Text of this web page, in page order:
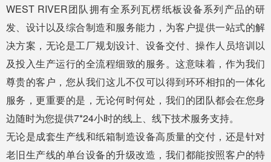
WEST RIVER团队拥有全系列瓦楞纸板设备系列产品的研
发、设计以及综合制造和服务能力，为客户提供一站式的解
决方案，无论是工厂规划设计、设备交付、操作人员培训以
及投入生产运行的全流程细致的服务。这意味着，作为我们
尊贵的客户，您从我们这儿不仅可以得到环环相扣的一体化
服务，更重要的是，无论何时何处，我们的团队都会在您身
边随时为您提供7*24小时的线上、线下技术服务支持。
无论是成套生产线和纸箱制造设备高质量的交付，还是针对
老旧生产线的单台设备的升级改造，我们都能按照客户的特